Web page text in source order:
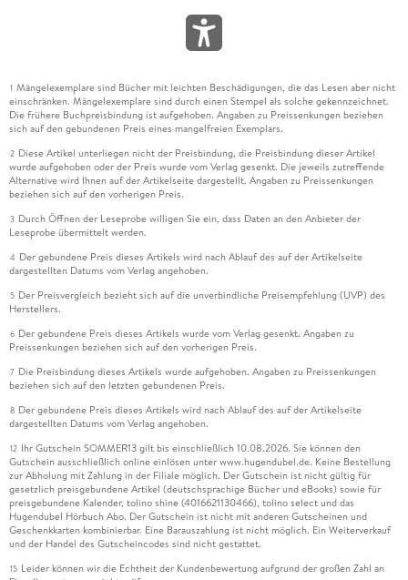
1 Mängelexemplare sind Bücher mit leichten Beschädigungen, die das Lesen aber nicht
einschränken. Mängelexemplare sind durch einen Stempel als solche gekennzeichnet.
Die frühere Buchpreisbindung ist aufgehoben. Angaben zu Preissenkungen beziehen
sich auf den gebundenen Preis eines mangelfreien Exemplars.
2 Diese Artikel unterliegen nicht der Preisbindung, die Preisbindung dieser Artikel
wurde aufgehoben oder der Preis wurde vom Verlag gesenkt. Die jeweils zutreffende
Alternative wird Ihnen auf der Artikelseite dargestellt. Angaben zu Preissenkungen
beziehen sich auf den vorherigen Preis.
3 Durch Öffnen der Leseprobe willigen Sie ein, dass Daten an den Anbieter der
Leseprobe übermittelt werden.
4 Der gebundene Preis dieses Artikels wird nach Ablauf des auf der Artikelseite
dargestellten Datums vom Verlag angehoben.
5 Der Preisvergleich bezieht sich auf die unverbindliche Preisempfehlung (UVP) des
Herstellers.
6 Der gebundene Preis dieses Artikels wurde vom Verlag gesenkt. Angaben zu
Preissenkungen beziehen sich auf den vorherigen Preis.
7 Die Preisbindung dieses Artikels wurde aufgehoben. Angaben zu Preissenkungen
beziehen sich auf den letzten gebundenen Preis.
8 Der gebundene Preis dieses Artikels wird nach Ablauf des auf der Artikelseite
dargestellten Datums vom Verlag angehoben.
12 Ihr Gutschein SOMMER13 gilt bis einschließlich 10.08.2026. Sie können den
Gutschein ausschließlich online einlösen unter www.hugendubel.de. Keine Bestellung
zur Abholung mit Zahlung in der Filiale möglich. Der Gutschein ist nicht gültig für
gesetzlich preisgebundene Artikel (deutschsprachige Bücher und eBooks) sowie für
preisgebundene Kalender, tolino shine (4016621130466), tolino select und das
Hugendubel Hörbuch Abo. Der Gutschein ist nicht mit anderen Gutscheinen und
Geschenkkarten kombinierbar. Eine Barauszahlung ist nicht möglich. Ein Weiterverkauf
und der Handel des Gutscheincodes sind nicht gestattet.
15 Leider können wir die Echtheit der Kundenbewertung aufgrund der großen Zahl an